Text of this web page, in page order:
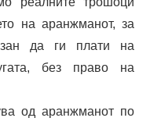
на аранжманот, за
да ги плати на
без право на
од аранжманот по